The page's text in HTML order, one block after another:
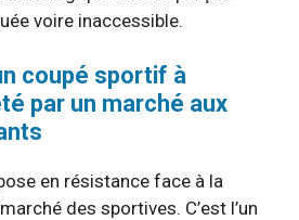
voire inaccessible.
coupé sportif à
par un marché aux
en résistance face à la
des sportives. C’est l’un